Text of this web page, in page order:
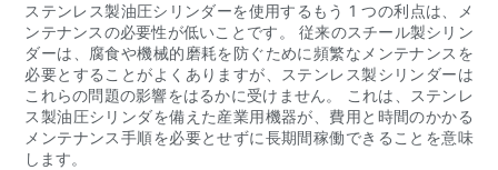
ステンレス製油圧シリンダーを使用するもう 1 つの利点は、メ
ンテナンスの必要性が低いことです。 従来のスチール製シリン
ダーは、腐食や機械的磨耗を防ぐために頻繁なメンテナンスを
必要とすることがよくありますが、ステンレス製シリンダーは
これらの問題の影響をはるかに受けません。 これは、ステンレ
ス製油圧シリンダを備えた産業用機器が、費用と時間のかかる
メンテナンス手順を必要とせずに長期間稼働できることを意味
します。